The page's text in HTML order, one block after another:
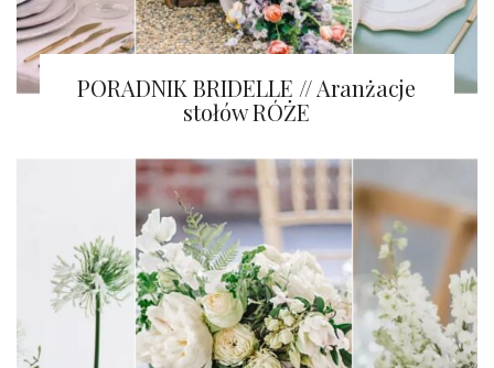
PORADNIK BRIDELLE // Aranżacje
stołów RÓŻE